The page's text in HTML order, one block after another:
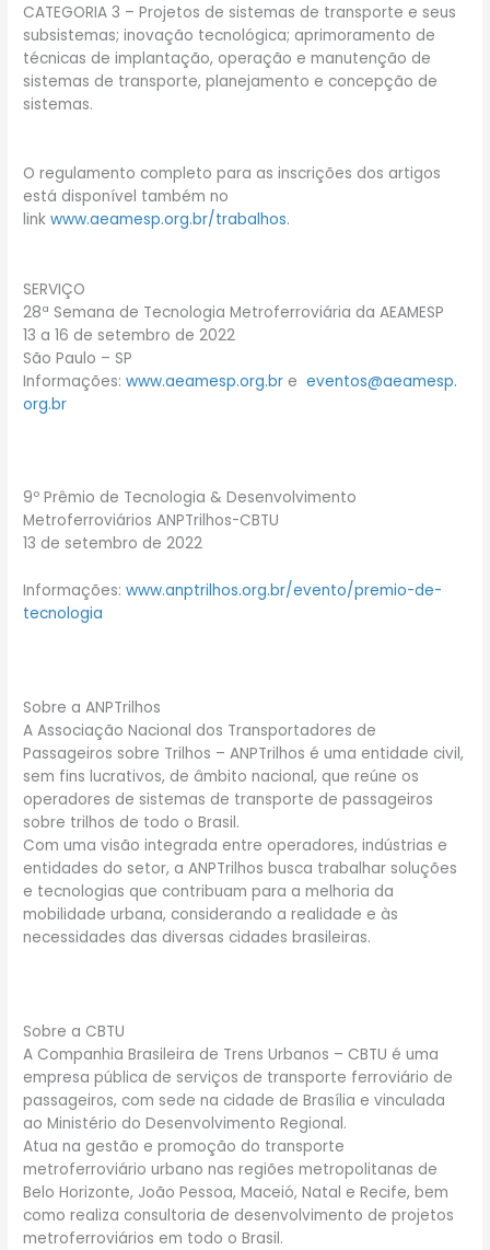
CATEGORIA 3 – Projetos de sistemas de transporte e seus
subsistemas; inovação tecnológica; aprimoramento de
técnicas de implantação, operação e manutenção de
sistemas de transporte, planejamento e concepção de
sistemas.
O regulamento completo para as inscrições dos artigos
está disponível também no
linkwww.aeamesp.org.br/trabalhos.
SERVIÇO
28ª Semana de Tecnologia Metroferroviária da AEAMESP
13 a 16 de setembro de 2022
São Paulo – SP
Informações:www.aeamesp.org.br eeventos@aeamesp.
org.br
9º Prêmio de Tecnologia & Desenvolvimento
Metroferroviários ANPTrilhos-CBTU
13 de setembro de 2022
Informações:www.anptrilhos.org.br/evento/premio-de-
tecnologia
Sobre a ANPTrilhos
A Associação Nacional dos Transportadores de
Passageiros sobre Trilhos – ANPTrilhos é uma entidade civil,
sem fins lucrativos, de âmbito nacional, que reúne os
operadores de sistemas de transporte de passageiros
sobre trilhos de todo o Brasil.
Com uma visão integrada entre operadores, indústrias e
entidades do setor, a ANPTrilhos busca trabalhar soluções
e tecnologias que contribuam para a melhoria da
mobilidade urbana, considerando a realidade e às
necessidades das diversas cidades brasileiras.
Sobre a CBTU
A Companhia Brasileira de Trens Urbanos – CBTU é uma
empresa pública de serviços de transporte ferroviário de
passageiros, com sede na cidade de Brasília e vinculada
ao Ministério do Desenvolvimento Regional.
Atua na gestão e promoção do transporte
metroferroviário urbano nas regiões metropolitanas de
Belo Horizonte, João Pessoa, Maceió, Natal e Recife, bem
como realiza consultoria de desenvolvimento de projetos
metroferroviários em todo o Brasil.